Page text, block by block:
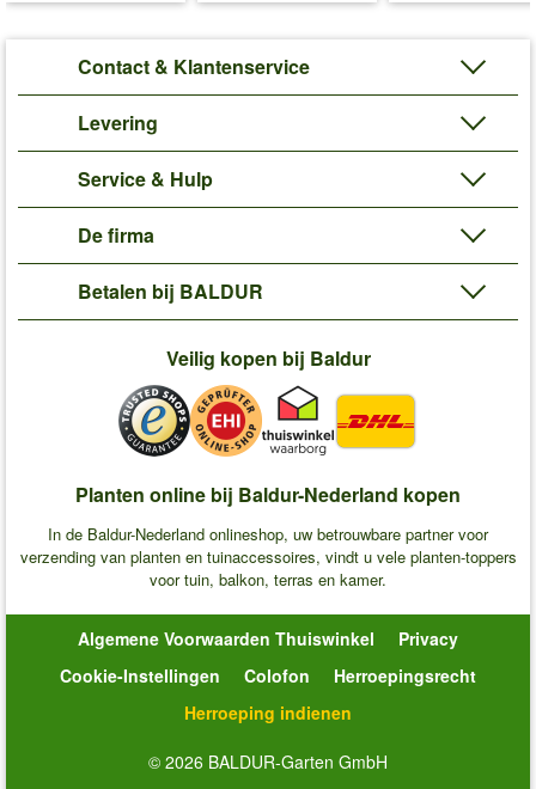
Contact & Klantenservice
Levering
Service & Hulp
De firma
Betalen bij BALDUR
Veilig kopen bij Baldur
Planten online bij Baldur-Nederland kopen
In de Baldur-Nederland onlineshop, uw betrouwbare partner voor
verzending van planten en tuinaccessoires, vindt u vele planten-toppers
voor tuin, balkon, terras en kamer.
Algemene Voorwaarden Thuiswinkel
Privacy
Cookie-Instellingen
Colofon
Herroepingsrecht
Herroeping indienen
© 2026 BALDUR-Garten GmbH